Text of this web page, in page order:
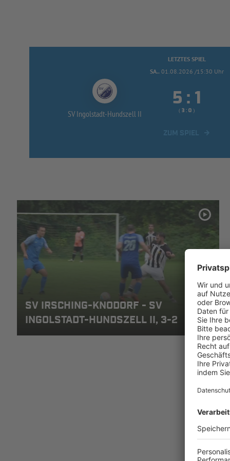
LETZTES SPIEL
SA.. 01.08.2026 /15:30 Uhr
SV Ingolstadt-Hundszell II
 : 
(  :  )
SV IRSCHING-KNODORF - SV
INGOLSTADT-HUNDSZELL II, 3-2